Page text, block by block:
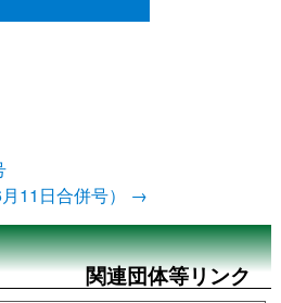
11日合併号） →
関連団体等リンク